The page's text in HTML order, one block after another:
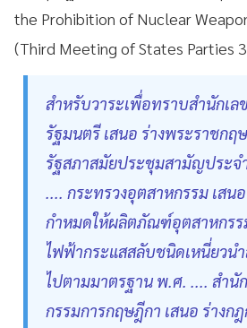
the Prohibition of Nuclear
(Third Meeting of States Parties
สำหรับวาระเพื่อทราบสำนักเ
รัฐมนตรี เสนอ ร่างพระราชก
รัฐสภาสมัยประชุมสามัญประจ
.... กระทรวงอุตสาหกรรม เสน
กำหมดให้ผลิตภัณฑ์อุตสาหกรร
ไฟฟ้ากระแสสลับชนิดเหนี่ยวน
ไปตามมาตรฐาน พ.ศ. .... สำนั
กรรมการกฤษฎีกา เสนอ ร่างก